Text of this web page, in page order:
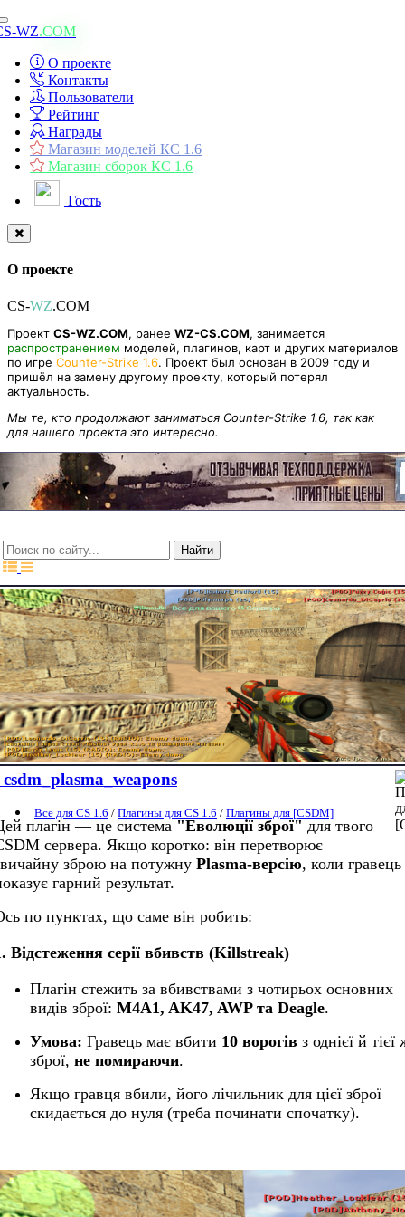
Toggle
navigation
WZ.COM
О проекте
Контакты
Пользователи
Рейтинг
Награды
Магазин моделей КС 1.6
Магазин сборок КС 1.6
Гость
О проекте
CS-WZ.COM
Проект CS-WZ.COM, ранее WZ-CS.COM, занимается
распространением моделей, плагинов, карт и других материалов
по игре Counter-Strike 1.6. Проект был основан в 2009 году и
пришёл на замену другому проекту, который потерял
актуальность.
Мы те, кто продолжают заниматься Counter-Strike 1.6, так как
для нашего проекта это интересно.
csdm_plasma_weapons
Все для CS 1.6 / Плагины для CS 1.6 / Плагины для [CSDM]
плагін — це система "Еволюції зброї" для твого
сервера. Якщо коротко: він перетворює
зброю на потужну Plasma-версію, коли гравець
гарний результат.
по пунктах, що саме він робить:
Відстеження серії вбивств (Killstreak)
Плагін стежить за вбивствами з чотирьох основних
видів зброї: M4A1, AK47, AWP та Deagle.
Умова: Гравець має вбити 10 ворогів з однієї й тієї
зброї, не помираючи.
Якщо гравця вбили, його лічильник для цієї зброї
скидається до нуля (треба починати спочатку).